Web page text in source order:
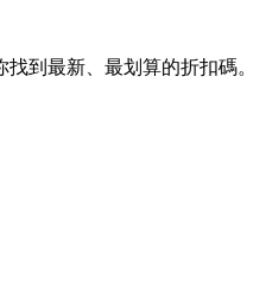
到最新、最划算的折扣碼。